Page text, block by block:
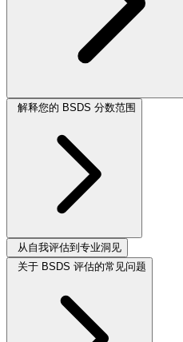
解释您的 BSDS 分数范围
从自我评估到专业洞见
关于 BSDS 评估的常见问题